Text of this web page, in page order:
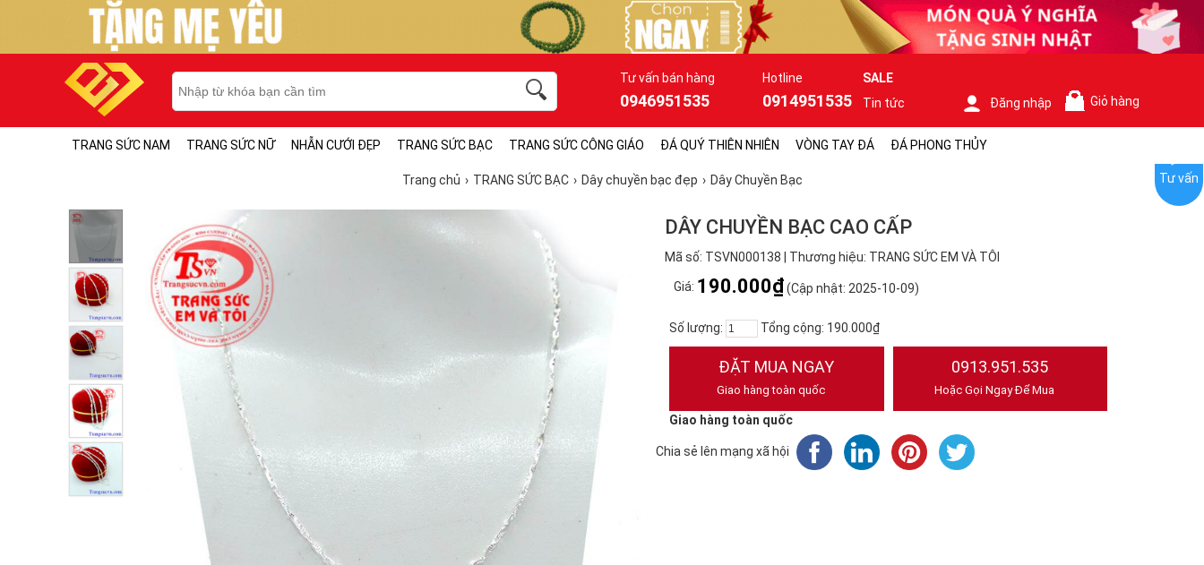
Tư vấn bán hàng
0946951535
Hotline
0914951535
SALE
Tin tức
Đăng nhập Giỏ hàng
TRANG SỨC NAM TRANG SỨC NỮ NHẪN CƯỚI ĐẸP TRANG SỨC BẠC TRANG SỨC CÔNG GIÁO ĐÁ QUÝ THIÊN NHIÊN VÒNG TAY ĐÁ ĐÁ PHONG THỦY
Trang chủ TRANG SỨC BẠC Dây chuyền bạc đẹp Dây Chuyền Bạc
DÂY CHUYỀN BẠC CAO CẤP
Mã số: TSVN000138 | Thương hiệu: TRANG SỨC EM VÀ TÔI
Giá: 190.000₫(Cập nhật: 2025-10-09)
Số lượng: Tổng cộng: 190.000₫
ĐẶT MUA NGAY
Giao hàng toàn quốc
0913.951.535
Hoặc Gọi Ngay Để Mua
Giao hàng toàn quốc
Chia sẻ lên mạng xã hội
Tư vấn